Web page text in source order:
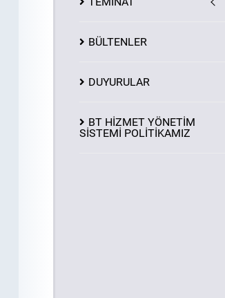
BÜLTENLER
DUYURULAR
BT HİZMET YÖNETİM
SİSTEMİ POLİTİKAMIZ